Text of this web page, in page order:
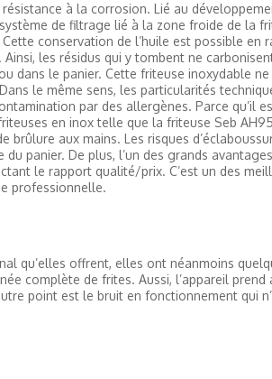
à la corrosion. Lié au
de filtrage lié à la zone froide de la
conservation de l’huile est possible en
les résidus qui y tombent ne
dans le panier. Cette friteuse inoxydable ne
le même sens, les particularités
par des allergènes. Parce qu’il
en inox telle que la friteuse Seb
aux mains. Les risques
panier. De plus, l’un des grands
le rapport qualité/prix. C’est un des
professionnelle.
qu’elles offrent, elles ont néanmoins
complète de frites. Aussi, l’appareil prend
point est le bruit en fonctionnement qui